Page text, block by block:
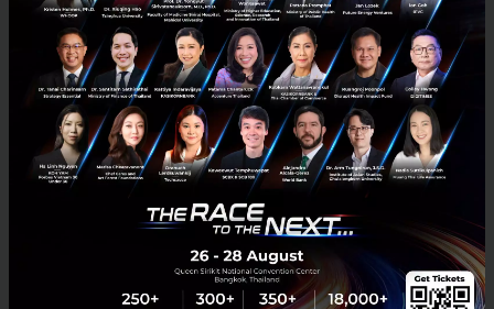
สิ่งดีๆ ขึ้นได้ สามารถทำงานร่วมกับคนอื่นได้ และเชื่อว่า
ปัญหาทุกปัญหาแก้ได้ ทีนี้จะสร้างวัฒนธรรมอย่างไร ?
จริงๆ ในกรุงศรีเรามีโปรเจ็กต์ที่เรียกว่า Ignite สำหรับ
พนักงาน ซึ่งเราก็มีธีมขึ้นมาให้พวกเขาได้ระดมไอเดียใน
แนวทางที่ว่า ไอเดียในการแก้ปัญหา Painpoint ของลูกค้า
, ไอเดียที่สามารถเพิ่ม Revenue ให้กับธนาคารได้ ที่สำคัญ
คือไอเดียอะไรที่จะสามารถสร้าง Customer Experience
ให้กับธนาคารได้ แม้แต่ Training เราก็ปรับให้มีเพิ่มใน
เรื่องของ Social Media Training, Digital
Marketing,Innovation Thinking ,Design Training ฯลฯ